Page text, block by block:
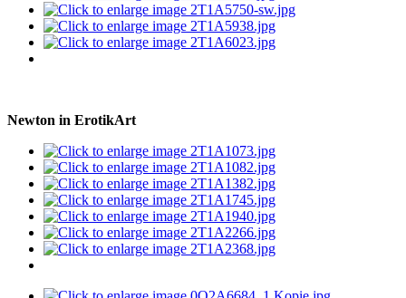
Newton in ErotikArt